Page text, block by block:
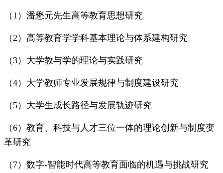
（1）潘懋元先生高等教育思想研究
（2）高等教育学学科基本理论与体系建构研究
（3）大学教与学的理论与实践研究
（4）大学教师专业发展规律与制度建设研究
（5）大学生成长路径与发展轨迹研究
（6）教育、科技与人才三位一体的理论创新与制度变
革研究
（7）数字-智能时代高等教育面临的机遇与挑战研究